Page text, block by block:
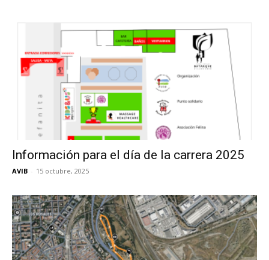
Información para el día de la carrera 2025
AVIB - 15 octubre, 2025